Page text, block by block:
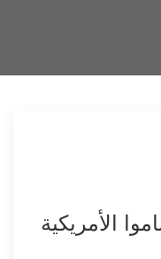
الأمريكية